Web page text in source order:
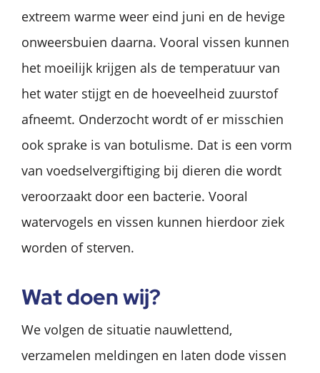
extreem warme weer eind juni en de hevige
onweersbuien daarna. Vooral vissen kunnen
het moeilijk krijgen als de temperatuur van
het water stijgt en de hoeveelheid zuurstof
afneemt. Onderzocht wordt of er misschien
ook sprake is van botulisme. Dat is een vorm
van voedselvergiftiging bij dieren die wordt
veroorzaakt door een bacterie. Vooral
watervogels en vissen kunnen hierdoor ziek
worden of sterven.
Wat doen wij?
We volgen de situatie nauwlettend,
verzamelen meldingen en laten dode vissen